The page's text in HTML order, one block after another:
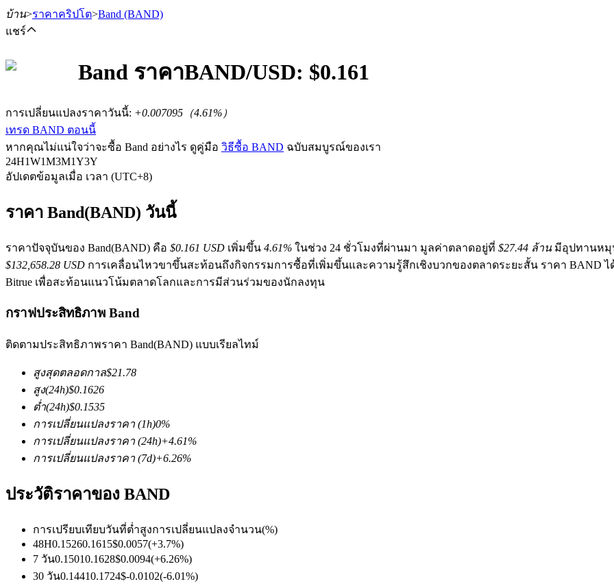
ฟิวเจอร์ส
ฟิวเจอร์ส USDT
ฟิวเจอร์สที่ใช้ USDT เป็นหลักประกัน
ฟิวเจอร์ส COIN-M
ฟิวเจอร์สสกุลเงินดิจิทัล
TradFi
อนุพันธ์ของหุ้น ฟอเร็กซ์ โลหะมีค่า และสินค้าโภคภัณฑ์
บ้าน>ราคาคริปโต>Band (BAND)
แชร์
Band ราคาBAND/USD: $0.161
การเปลี่ยนแปลงราคาวันนี้: +0.007095 （4.61%）
เทรด BAND ตอนนี้
หากคุณไม่แน่ใจว่าจะซื้อ Band อย่างไร ดูคู่มือ วิธีซื้อ BAND ฉบับสมบูรณ์ของเรา
24H1W1M3M1Y3Y
อัปเดตข้อมูลเมื่อ เวลา (UTC+8)
ราคา Band(BAND) วันนี้
ราคาปัจจุบันของ Band(BAND) คือ $0.161 USD เพิ่มขึ้น 4.61% ในช่วง 24 ชั่วโมงที่ผ่านมา มูลค่าตลาดอยู่ที่ $27.44 ล้าน มีอุปทานหมุ
$132,658.28 USD การเคลื่อนไหวขาขึ้นสะท้อนถึงกิจกรรมการซื้อที่เพิ่มขึ้นและความรู้สึกเชิงบวกของตลาดระยะสั้น ราคา BAND
Bitrue เพื่อสะท้อนแนวโน้มตลาดโลกและการมีส่วนร่วมของนักลงทุน
กราฟประสิทธิภาพ Band
ติดตามประสิทธิภาพราคา Band(BAND) แบบเรียลไทม์
สูงสุดตลอดกาล$21.78
สูง(24h)$0.1626
ต่ำ(24h)$0.1535
การเปลี่ยนแปลงราคา (1h)0%
การเปลี่ยนแปลงราคา (24h)+4.61%
การเปลี่ยนแปลงราคา (7d)+6.26%
ประวัติราคาของ BAND
การเปรียบเทียบวันที่ต่ำสูงการเปลี่ยนแปลงจำนวน(%)
48H0.15260.1615$0.0057(+3.7%)
7 วัน0.15010.1628$0.0094(+6.26%)
30 วัน0.14410.1724$-0.0102(-6.01%)